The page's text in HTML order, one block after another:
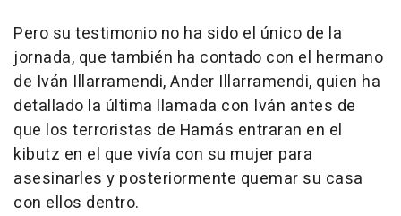
Pero su testimonio no ha sido el único de la
jornada, que también ha contado con el hermano
de Iván Illarramendi, Ander Illarramendi, quien ha
detallado la última llamada con Iván antes de
que los terroristas de Hamás entraran en el
kibutz en el que vivía con su mujer para
asesinarles y posteriormente quemar su casa
con ellos dentro.